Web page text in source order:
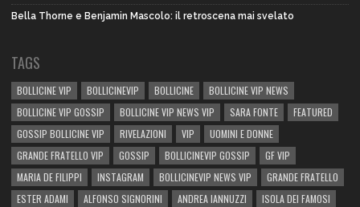
Bella Thorne e Benjamin Mascolo: il retroscena mai svelato
TAGS
BOLLICINE VIP BOLLICINEVIP BOLLICINE
BOLLICINE VIP NEWS
BOLLICINE VIP GOSSIP
BOLLICINE VIP NEWS VIP SARA FONTE
FEATURED
GOSSIP BOLLICINE VIP
RIVELAZIONI VIP
UOMINI E DONNE
GRANDE FRATELLO VIP
GOSSIP BOLLICINEVIP GOSSIP
GF VIP
MARIA DE FILIPPI
INSTAGRAM BOLLICINEVIP NEWS VIP
GRANDE FRATELLO
ESTER ADAMI
ALFONSO SIGNORINI ANDREA IANNUZZI ISOLA DEI FAMOSI